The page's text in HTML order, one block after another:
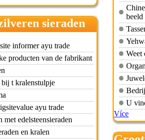
sieraden
informer ayu trade
producten van de fabrikant
t kralenstulpje
ayu trade
met edelsteensieraden
en kralen
beeld
Weet
U
Více